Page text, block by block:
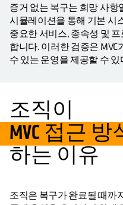
증거 없는 복구는 희망 사
시뮬레이션을 통해 기본 시
중요한 서비스, 종속성 및
합니다. 이러한 검증은
수 있는 운영을 제공할 수
조직이
MVC 접근
하는 이유
조직은 복구가 완료될 때까